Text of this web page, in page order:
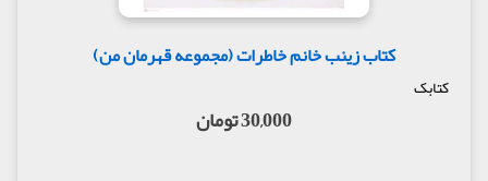
بچه های حاج احمد:
دنبال خانه ی اجاره ای می گشت. با دوستش خانه های
زیادی را دیدند، اما هر خانه ای را به بهانه ای قبول نمی
کرد. هرچه دوستش توضیح می داد که این خانه مشکلی
کتاب زینب خانم خاطرات (مجموعه قهرمان من)
کتابک
30,000 تومان